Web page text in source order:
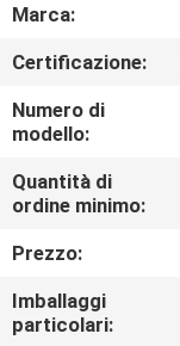
GIRO
DELLA
FABBRICA
CONTROLLO
DI
QUALITÀ
Marca:
Certificazione:
Numero di
modello:
Quantità di
ordine minimo:
Prezzo:
Imballaggi
particolari: